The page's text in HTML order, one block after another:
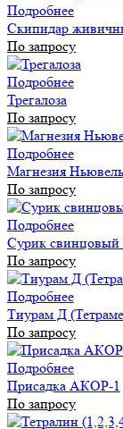
Подробнее
Скипидар
По запросу
Подробнее
Трегалоза
По запросу
Подробнее
Магнезия Ньювель
По запросу
Подробнее
Сурик
По запросу
Подробнее
Тиурам Д
По запросу
Подробнее
Присадка АКОР-1
По запросу